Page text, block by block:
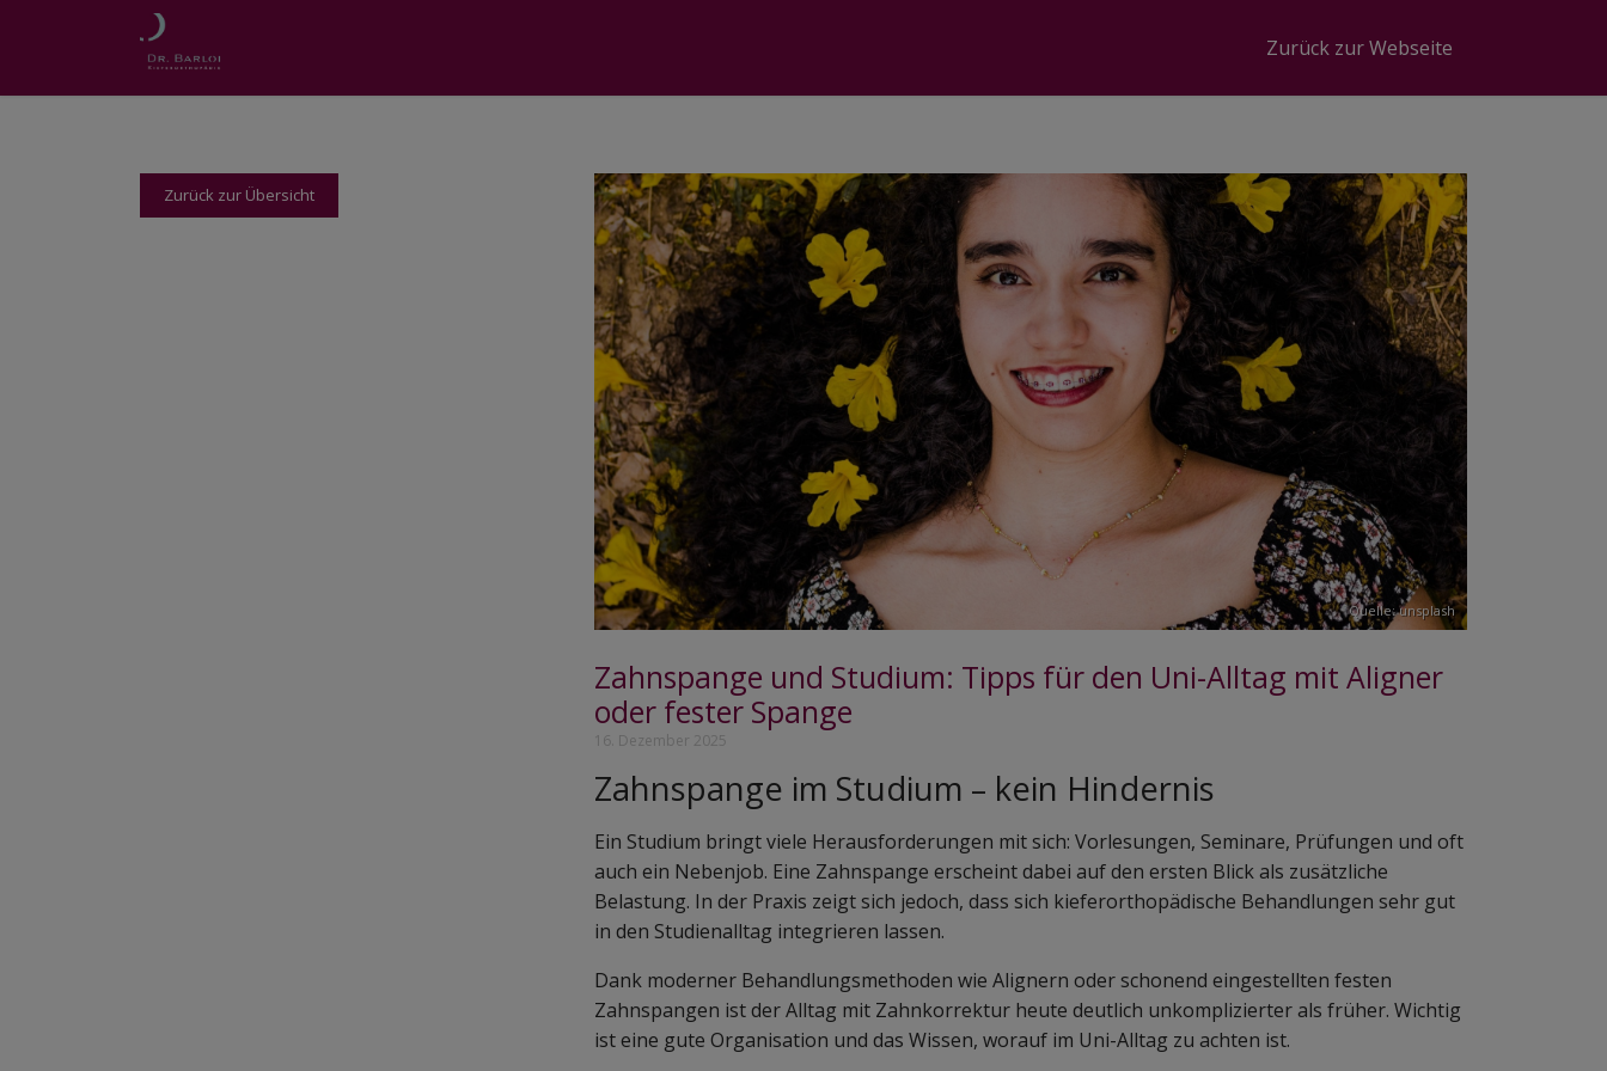
Zurück zur Webseite
Zurück zur Übersicht
Quelle: unsplash
Zahnspange und Studium: Tipps für den Uni-Alltag mit Aligner
oder fester Spange
16. Dezember 2025
Zahnspange im Studium – kein Hindernis
Ein Studium bringt viele Herausforderungen mit sich: Vorlesungen, Seminare, Prüfungen und oft
auch ein Nebenjob. Eine Zahnspange erscheint dabei auf den ersten Blick als zusätzliche
Belastung. In der Praxis zeigt sich jedoch, dass sich kieferorthopädische Behandlungen sehr gut
in den Studienalltag integrieren lassen.
Dank moderner Behandlungsmethoden wie Alignern oder schonend eingestellten festen
Zahnspangen ist der Alltag mit Zahnkorrektur heute deutlich unkomplizierter als früher. Wichtig
ist eine gute Organisation und das Wissen, worauf im Uni-Alltag zu achten ist.